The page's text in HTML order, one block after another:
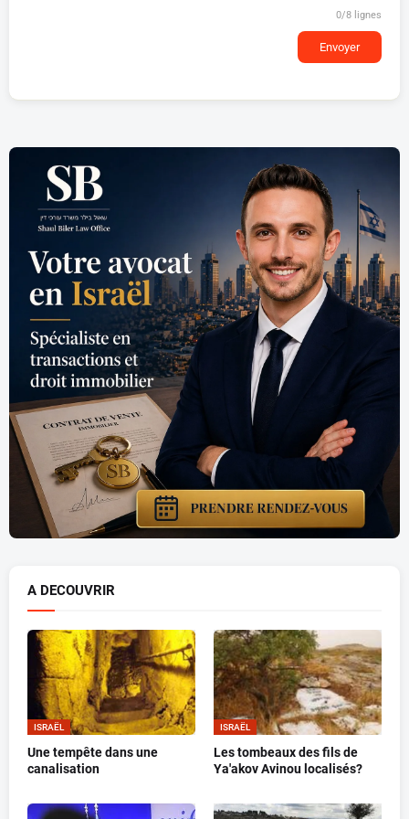
0/8 lignes
Envoyer
A DECOUVRIR
ISRAËL
Une tempête dans une
canalisation
ISRAËL
Les tombeaux des fils de
Ya'akov Avinou localisés?